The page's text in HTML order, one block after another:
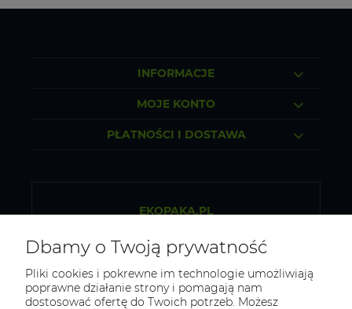
INFORMACJE
MOJE KONTO
PŁATNOŚCI I DOSTAWA
EKOPAKA.PL
Sklep internetowy ze zdrową żywnością
NIP: 5130281419
Dbamy o Twoją prywatność
Pliki cookies i pokrewne im technologie umożliwiają
poprawne działanie strony i pomagają nam
dostosować ofertę do Twoich potrzeb. Możesz